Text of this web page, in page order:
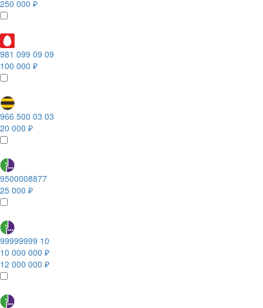
250 000 ₽
981 099 09 09
100 000 ₽
966 500 03 03
20 000 ₽
9500008877
25 000 ₽
99999999 10
10 000 000 ₽
12 000 000 ₽